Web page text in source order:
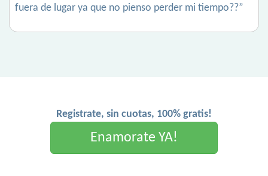
fuera de lugar ya que no pienso perder mi tiempo??”
Registrate, sin cuotas, 100% gratis!
Enamorate YA!